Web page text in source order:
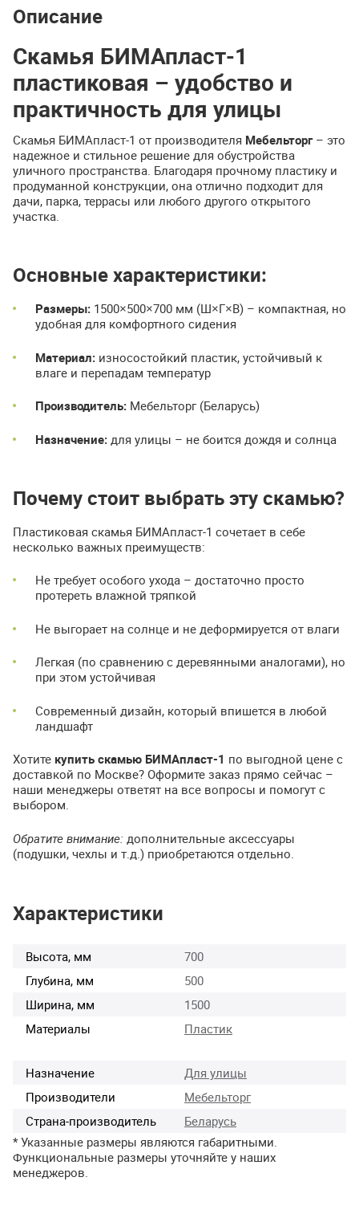
Описание
Скамья БИМАпласт-1
пластиковая – удобство и
практичность для улицы
Скамья БИМАпласт-1 от производителя Мебельторг– это
надежное и стильное решение для обустройства
уличного пространства. Благодаря прочному пластику и
продуманной конструкции, она отлично подходит для
дачи, парка, террасы или любого другого открытого
участка.
Основные характеристики:
Размеры: 1500×500×700 мм (Ш×Г×В) – компактная, но
удобная для комфортного сидения
Материал: износостойкий пластик, устойчивый к
влаге и перепадам температур
Производитель: Мебельторг (Беларусь)
Назначение: для улицы – не боится дождя и солнца
Почему стоит выбрать эту скамью?
Пластиковая скамья БИМАпласт-1 сочетает в себе
несколько важных преимуществ:
Не требует особого ухода – достаточно просто
протереть влажной тряпкой
Не выгорает на солнце и не деформируется от влаги
Легкая (по сравнению с деревянными аналогами), но
при этом устойчивая
Современный дизайн, который впишется в любой
ландшафт
Хотите купить скамью БИМАпласт-1 по выгодной цене с
доставкой по Москве? Оформите заказ прямо сейчас –
наши менеджеры ответят на все вопросы и помогут с
выбором.
Обратите внимание: дополнительные аксессуары
(подушки, чехлы и т.д.) приобретаются отдельно.
Характеристики
Высота, мм
700
Глубина, мм
500
Ширина, мм
1500
Материалы
Пластик
Назначение
Для улицы
Производители
Мебельторг
Страна-производитель
Беларусь
* Указанные размеры являются габаритными.
Функциональные размеры уточняйте у наших
менеджеров.